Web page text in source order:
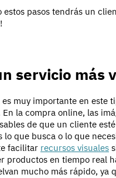
estos pasos tendrás un
servicio más
muy importante en este
la compra online, las
de que un cliente
lo que busca o lo que
facilitar recursos visuales
productos en tiempo real
mucho más rápido, ya